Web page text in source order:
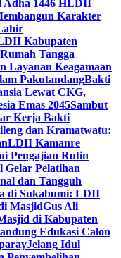
Adha 1446 HLDII
Karakter
Kabupaten
Tangga
Layanan Keagamaan
PakutandangBakti
Lewat CKG,
Emas 2045Sambut
Kerja Bakti
dan Kramatwatu:
LDII Kamanre
Pengajian Rutin
Gelar Pelatihan
dan Tangguh
di Sukabumi: LDII
MasjidGus Ali
di Kabupaten
Edukasi Calon
Jelang Idul